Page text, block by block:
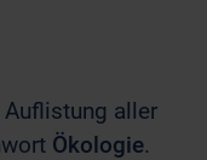
aller
Ökologie.